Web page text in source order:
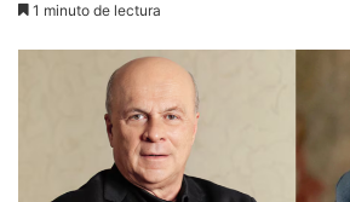
1 minuto de lectura